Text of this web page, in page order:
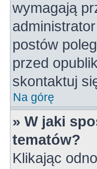
wymagają
postów
przed
skontaktuj
Na górę
» W jaki
tematów?
Klikając